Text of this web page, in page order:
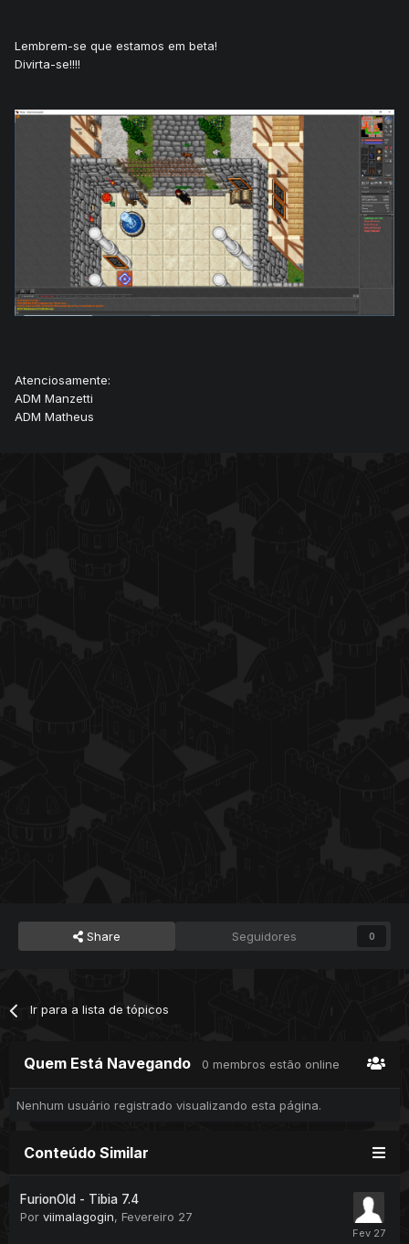
Lembrem-se que estamos em beta!
Divirta-se!!!!
Atenciosamente:
ADM Manzetti
ADM Matheus
Share Seguidores 0
Ir para a lista de tópicos
Quem Está Navegando 0 membros estão online
Nenhum usuário registrado visualizando esta página.
Conteúdo Similar
FurionOld - Tibia 7.4
Por viimalagogin, Fevereiro 27